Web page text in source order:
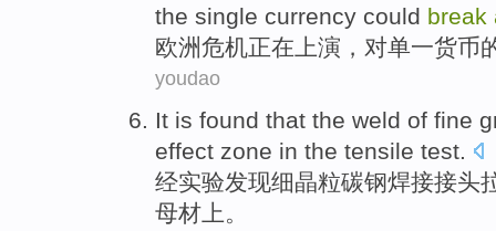
the single currency could break
欧洲危机正在 上演，对单一货币
youdao
It is found that the weld of fine
effect zone in the tensile test.
经实验发现细晶粒碳钢焊接接头
母材上。